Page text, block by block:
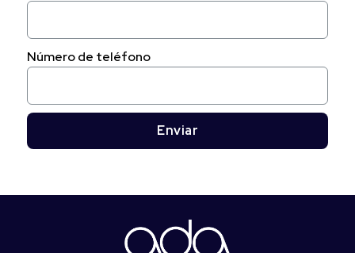
Número de teléfono
Enviar